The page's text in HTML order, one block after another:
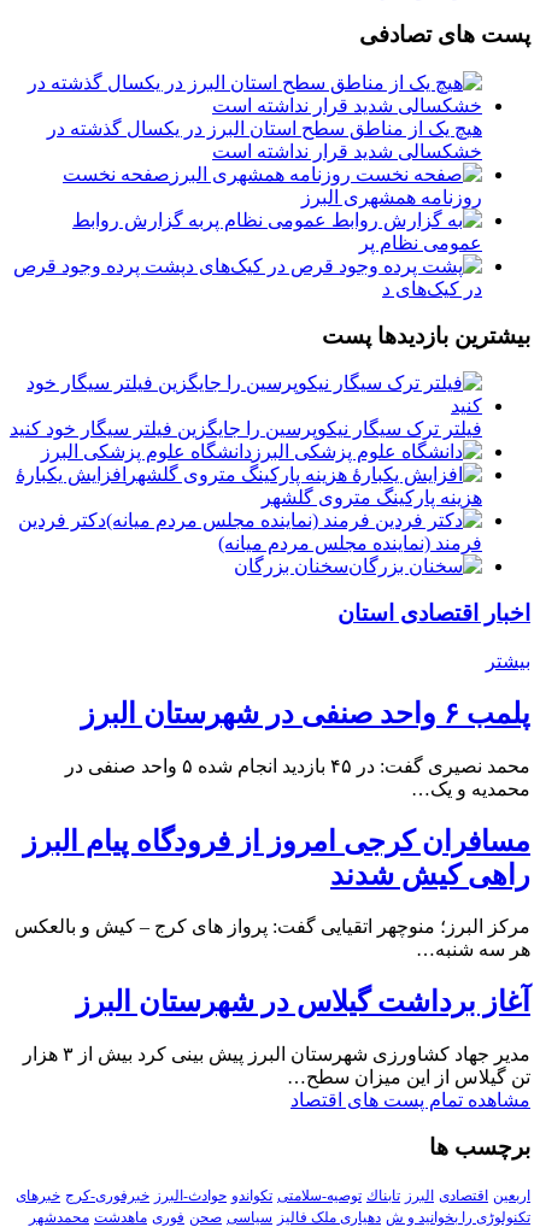
پست های تصادفی
هیچ یک از مناطق سطح استان البرز در یکسال گذشته در
خشکسالی شدید قرار نداشته است
صفحه نخست
روزنامه‌ همشهری البرز
️به گزارش روابط
عمومی نظام پر
پشت پرده وجود قرص
در کیک‌های د
بیشترین بازدیدها پست
فیلتر ترک سیگار نیکوپرسین را جایگزین فیلتر سیگار خود کنید
دانشگاه علوم پزشکی البرز
افزایش یکبارۀ
هزینه پارکینگ متروی گلشهر
دكتر فردين
فرمند (نماينده مجلس مردم میانه)
سخنان بزرگان
اخبار اقتصادی استان
بیشتر
پلمب ۶ واحد صنفی در شهرستان البرز
محمد نصیری گفت: در ۴۵ بازدید انجام شده ۵ واحد صنفی در
محمدیه و یک…
مسافران کرجی امروز از فرودگاه پیام البرز
راهی کیش شدند
مرکز البرز؛ منوچهر اتقیایی گفت: پرواز های کرج – کیش و بالعکس
هر سه شنبه…
آغاز برداشت گیلاس در شهرستان البرز
مدیر جهاد کشاورزی شهرستان البرز پیش بینی کرد بیش از ۳ هزار
تن گیلاس از این میزان سطح…
مشاهده تمام پست های اقتصاد
برچسب ها
اربعین اقتصادی البرز تابناك توصیه-سلامتی تکواندو حوادث-البرز خبرفوری-کرج خبرهای
تکنولوڑی را بخوانید و ش دهیاری ملک فالیز سیاسی صحن فوری ماهدشت محمدشهر